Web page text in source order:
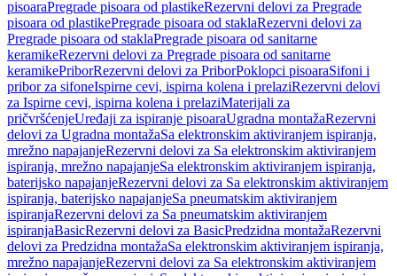
pisoaraPregrade pisoara od plastikeRezervni delovi za Pregrade
pisoara od plastikePregrade pisoara od staklaRezervni delovi za
Pregrade pisoara od staklaPregrade pisoara od sanitarne
keramikeRezervni delovi za Pregrade pisoara od sanitarne
keramikePriborRezervni delovi za PriborPoklopci pisoaraSifoni i
pribor za sifoneIspirne cevi, ispirna kolena i prelaziRezervni delovi
za Ispirne cevi, ispirna kolena i prelaziMaterijali za
pričvršćenjeUređaji za ispiranje pisoaraUgradna montažaRezervni
delovi za Ugradna montažaSa elektronskim aktiviranjem ispiranja,
mrežno napajanjeRezervni delovi za Sa elektronskim aktiviranjem
ispiranja, mrežno napajanjeSa elektronskim aktiviranjem ispiranja,
baterijsko napajanjeRezervni delovi za Sa elektronskim aktiviranjem
ispiranja, baterijsko napajanjeSa pneumatskim aktiviranjem
ispiranjaRezervni delovi za Sa pneumatskim aktiviranjem
ispiranjaBasicRezervni delovi za BasicPredzidna montažaRezervni
delovi za Predzidna montažaSa elektronskim aktiviranjem ispiranja,
mrežno napajanjeRezervni delovi za Sa elektronskim aktiviranjem